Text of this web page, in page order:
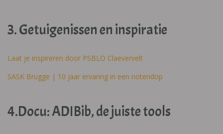
3. Getuigenissen en inspiratie
Laat je inspireren door PSBLO Claevervelt
SASK Brugge | 10 jaar ervaring in een notendop
4.Docu: ADIBib, de juiste tools